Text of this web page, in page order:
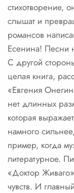
стихотворение,
слышат и
романсов
Есенина! Песни
С другой
целая книга,
«Евгения
нет длинных
которая
намного
пример, когда
литературное.
«Доктор
чувств. И